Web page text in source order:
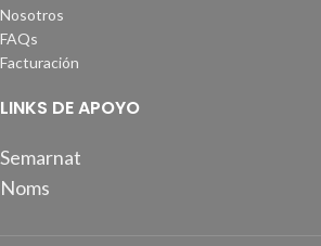
Nosotros
FAQs
Facturación
LINKS DE APOYO
Semarnat
Noms